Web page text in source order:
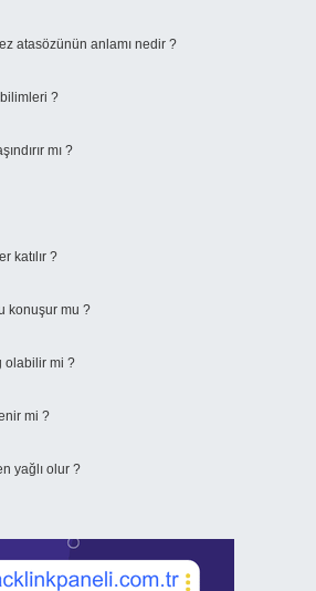
atasözünün anlamı nedir ?
?
mı ?
katılır ?
konuşur mu ?
olabilir mi ?
mi ?
yağlı olur ?